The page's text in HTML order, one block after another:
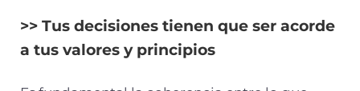
>> Tus decisiones tienen que ser acorde
a tus valores y principios